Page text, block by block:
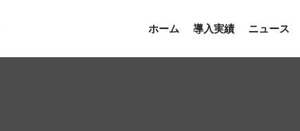
ホーム 導入実績 ニュース